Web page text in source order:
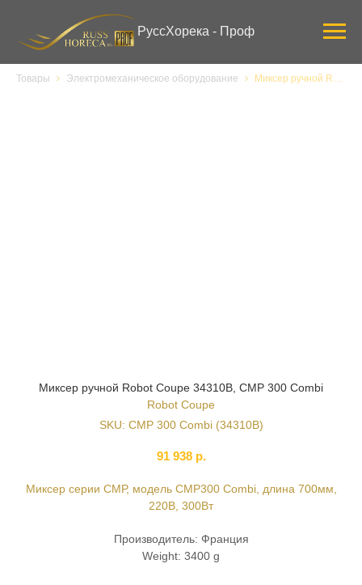
РуссХорека - Проф
Товары Электромеханическое оборудование Миксер ручной Robot Coupe 34310B, CMP 300 Combi
Миксер ручной Robot Coupe 34310B, CMP 300 Combi
Robot Coupe
SKU: CMP 300 Combi (34310B)
91 938 р.
Миксер серии CМР, модель CМР300 Combi, длина 700мм,
220В, 300Вт
Производитель: Франция
Weight: 3400 g